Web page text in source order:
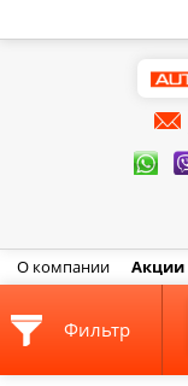
О компании Акции
Фильтр